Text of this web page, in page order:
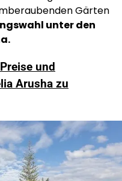
Gärten
unter den
und
Arusha zu